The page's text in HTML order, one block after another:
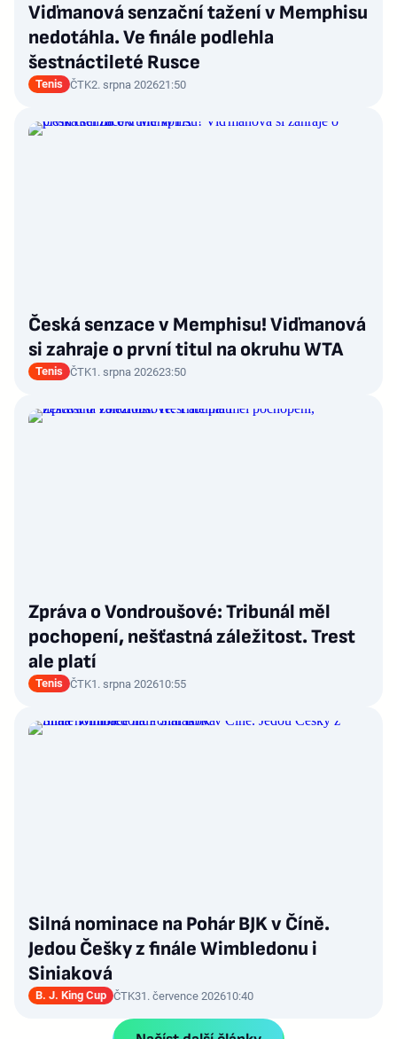
Viďmanová senzační tažení v Memphisu
nedotáhla. Ve finále podlehla
šestnáctileté Rusce
Tenis ČTK2. srpna 202621:50
Česká senzace v Memphisu! Viďmanová
si zahraje o první titul na okruhu WTA
Tenis ČTK1. srpna 202623:50
Zpráva o Vondroušové: Tribunál měl
pochopení, nešťastná záležitost. Trest
ale platí
Tenis ČTK1. srpna 202610:55
Silná nominace na Pohár BJK v Číně.
Jedou Češky z finále Wimbledonu i
Siniaková
B. J. King Cup ČTK31. července 202610:40